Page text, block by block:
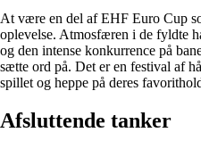
At være en del af EHF Euro Cup
oplevelse. Atmosfæren i de fyldte
og den intense konkurrence på
sætte ord på. Det er en festival af
spillet og heppe på deres
Afsluttende tanker